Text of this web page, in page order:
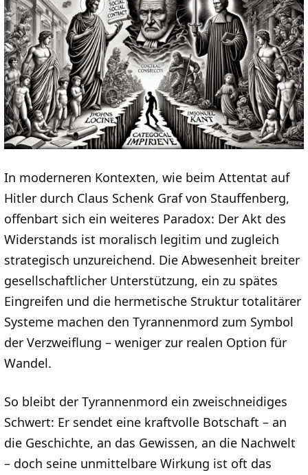
In moderneren Kontexten, wie beim Attentat auf
Hitler durch Claus Schenk Graf von Stauffenberg,
offenbart sich ein weiteres Paradox: Der Akt des
Widerstands ist moralisch legitim und zugleich
strategisch unzureichend. Die Abwesenheit breiter
gesellschaftlicher Unterstützung, ein zu spätes
Eingreifen und die hermetische Struktur totalitärer
Systeme machen den Tyrannenmord zum Symbol
der Verzweiflung – weniger zur realen Option für
Wandel.
So bleibt der Tyrannenmord ein zweischneidiges
Schwert: Er sendet eine kraftvolle Botschaft – an
die Geschichte, an das Gewissen, an die Nachwelt
– doch seine unmittelbare Wirkung ist oft das